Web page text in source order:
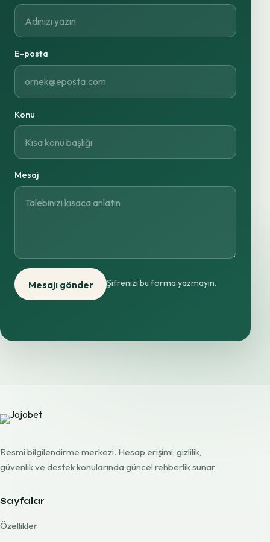
E-posta
Konu
Mesaj
Mesajı gönder Şifrenizi bu forma yazmayın.
Resmi bilgilendirme merkezi. Hesap erişimi, gizlilik,
güvenlik ve destek konularında güncel rehberlik sunar.
Sayfalar
Özellikler